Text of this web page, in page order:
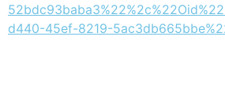
d440-45ef-8219-